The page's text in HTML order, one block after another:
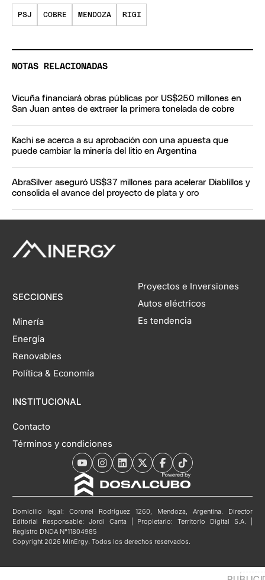
PSJ COBRE MENDOZA RIGI
NOTAS RELACIONADAS
Vicuña financiará obras públicas por US$250 millones en
San Juan antes de extraer la primera tonelada de cobre
Kachi se acerca a su aprobación con una apuesta que
puede cambiar la minería del litio en Argentina
AbraSilver aseguró US$37 millones para acelerar Diablillos y
consolida el avance del proyecto de plata y oro
SECCIONES
Minería
Energía
Renovables
Política & Economía
INSTITUCIONAL
Contacto
Términos y condiciones
Proyectos e Inversiones
Autos eléctricos
Es tendencia
Domicilio legal: Coronel Rodríguez 1260, Mendoza, Argentina. Director
Editorial Responsable: Jordi Canta | Propietario: Territorio Digital S.A. |
Registro DNDA N°11804985
Copyright 2026 MinErgy. Todos los derechos reservados.